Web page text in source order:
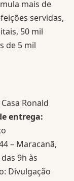
mais de
servidas,
50 mil
de 5 mil
Ronald
entrega:
– Maracanã,
9h às
Divulgação